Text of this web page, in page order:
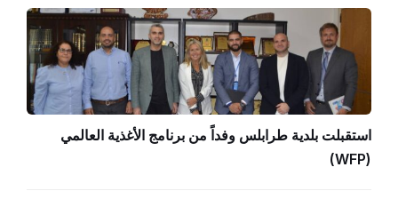
استقبلت بلدية طرابلس وفداً من برنامج الأغذية العالمي
(WFP)